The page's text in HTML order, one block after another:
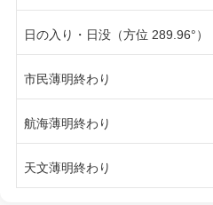
日の入り・日没（方位 289.96°）
市民薄明終わり
航海薄明終わり
天文薄明終わり